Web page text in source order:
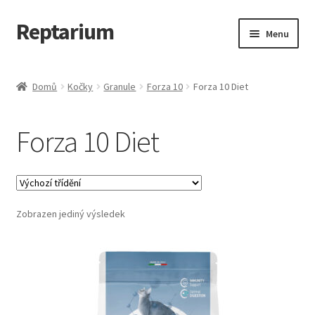
Přeskočit
na
Přejít
k
webu
Reptarium Menu
Malá zvířata — Klece, krmivo, vybavení
Můj účet
Obchod
Domů Kočky Granule Forza 10 Forza 10 Diet
Forza 10 Diet
Zobrazen jediný výsledek